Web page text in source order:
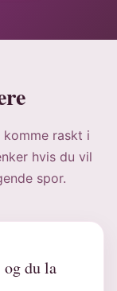
komme raskt i
hvis du vil
spor.
og du la